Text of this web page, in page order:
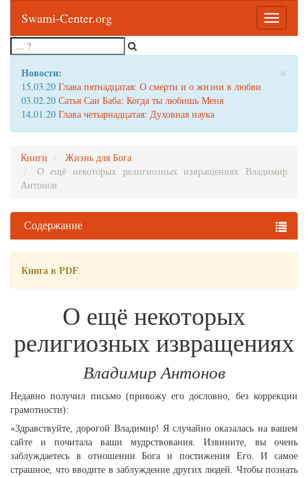
Toggle
Swami-Center.org
×
Новости:
15.03.20 Глава пятнадцатая: О смерти и о жизни в любви
03.02.20 Сатья Саи Баба: Когда ты любишь Меня
14.01.20 Глава четырнадцатая: Духовная наука
Книги
Жизнь для Бога
О ещё некоторых религиозных извращениях Владимир
Антонов
Содержание
Книга в PDF.
О ещё некоторых
религиозных извращениях
Владимир Антонов
Недавно получил письмо (привожу его дословно, без коррекции
грамотности):
«Здравствуйте, дорогой Владимир! Я случайно оказалась на вашем
сайте и почитала ваши мудрствования. Извините, вы очень
заблуждаетесь в отношении Бога и постижения Его. И самое
страшное, что вводите в заблуждение других людей. Чтобы познать